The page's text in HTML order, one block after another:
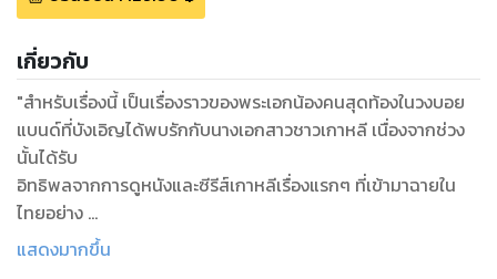
เกี่ยวกับ
"สำหรับเรื่องนี้ เป็นเรื่องราวของพระเอกน้องคนสุดท้องในวงบอย
แบนด์ที่บังเอิญได้พบรักกับนางเอกสาวชาวเกาหลี เนื่องจากช่วง
นั้นได้รับ
อิทธิพลจากการดูหนังและซีรีส์เกาหลีเรื่องแรกๆ ที่เข้ามาฉายใน
ไทยอย่าง
My Sassy Girl และ Autumn in My Heart ทำให้นางเอกและ
แสดงมากขึ้น